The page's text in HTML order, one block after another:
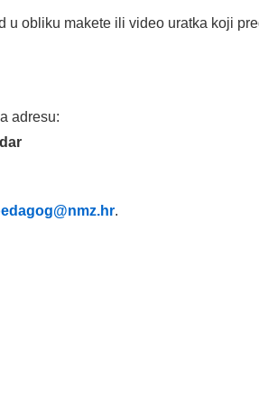
obliku makete ili video uratka koji
adresu:
.